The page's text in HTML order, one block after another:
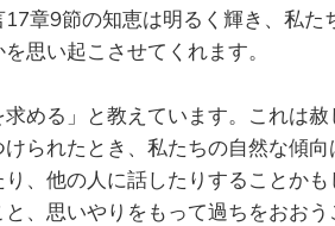
章9節の知恵は明るく輝き、私た
思い起こさせてくれます。
める」と教えています。これは
られたとき、私たちの自然な傾向
、他の人に話したりすることかも
、思いやりをもって過ちをおおう